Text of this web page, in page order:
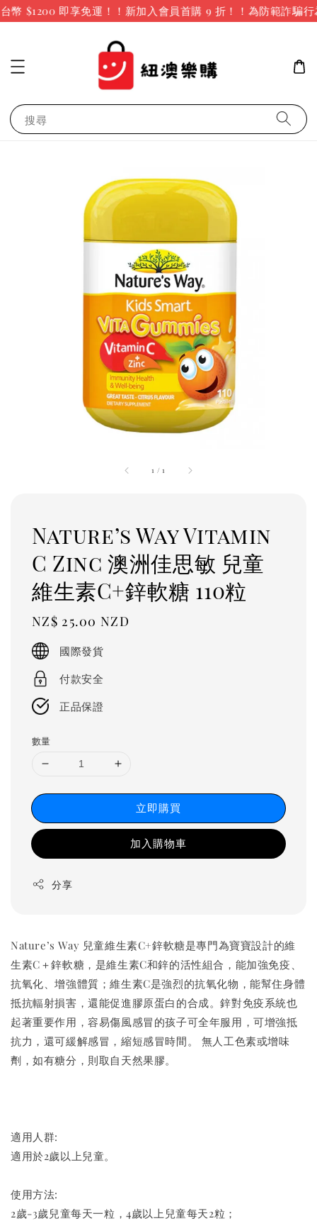
幣 $1200 即享免運！！新加入會員首購 9 折！！ 為防範詐騙
搜尋
1 /1
Nature’s Way Vitamin
C Zinc 澳洲佳思敏 兒童
維生素C+鋅軟糖 110粒
Regular
price
NZ$ 25.00 NZD
國際發貨
付款安全
正品保證
數量
立即購買
加入購物車
分享
Nature’s Way 兒童維生素C+鋅軟糖是專門為寶寶設計的維
生素C＋鋅軟糖，是維生素C和鋅的活性組合，能加強免疫、
抗氧化、增強體質；維生素C是強烈的抗氧化物，能幫住身體
抵抗輻射損害，還能促進膠原蛋白的合成。鋅對免疫系統也
起著重要作用，容易傷風感冒的孩子可全年服用，可增強抵
抗力，還可緩解感冒，縮短感冒時間。 無人工色素或增味
劑，如有糖分，則取自天然果膠。
適用人群:
適用於2歲以上兒童。
使用方法:
2歲-3歲兒童每天一粒，4歲以上兒童每天2粒；